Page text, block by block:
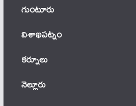
గుంటూరు
విశాఖపట్నం
కర్నూలు
నెల్లూరు